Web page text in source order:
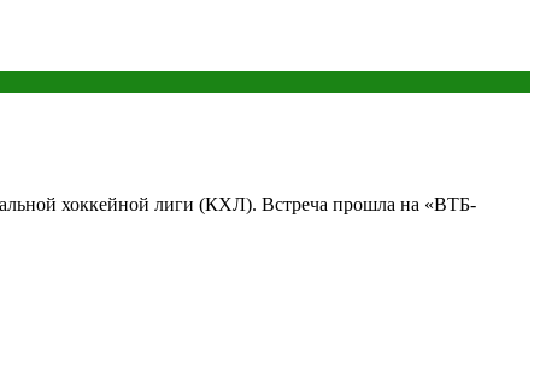
хоккейной лиги (КХЛ). Встреча прошла на «ВТБ-